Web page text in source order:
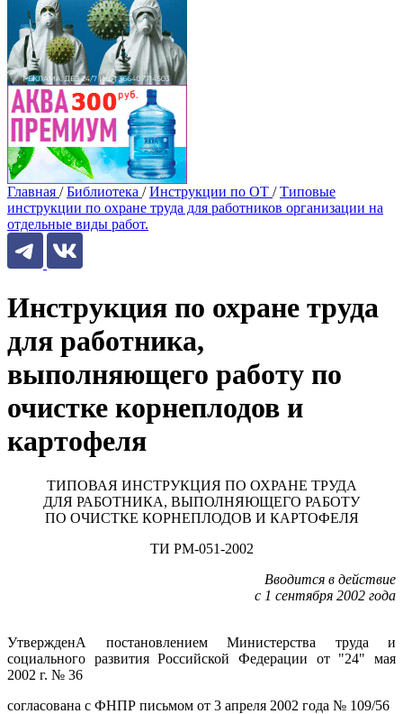
Главная / Библиотека / Инструкции по ОТ / Типовые
инструкции по охране труда для работников организации на
отдельные виды работ.
Инструкция по охране труда
для работника,
выполняющего работу по
очистке корнеплодов и
картофеля
ТИПОВАЯ ИНСТРУКЦИЯ ПО ОХРАНЕ ТРУДА
ДЛЯ РАБОТНИКА, ВЫПОЛНЯЮЩЕГО РАБОТУ
ПО ОЧИСТКЕ КОРНЕПЛОДОВ И КАРТОФЕЛЯ
ТИ РМ-051-2002
Вводится в действие
с 1 сентября 2002 года
УтвержденА постановлением Министерства труда и
социального развития Российской Федерации от "24" мая
2002 г. № 36
согласована с ФНПР письмом от 3 апреля 2002 года № 109/56